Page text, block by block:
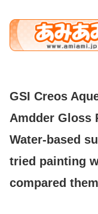
GSI Creos
Amdder Gloss
Water-based
tried painting
compared